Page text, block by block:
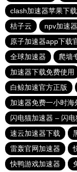
clash加速器苹果下载
桔子云
npv加速
原子加速器app下载
全球加速器
爬墙
加速器下载免费使用
白鲸加速官方正版
加速器免费一小时海
闪电猫加速器 – 闪
速云加速器下载
雷轰官网加速器
快鸭游戏加速器